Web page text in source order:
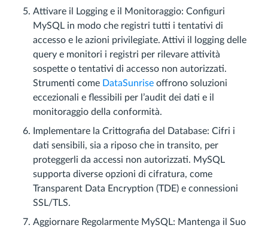
Attivare il Logging e il Monitoraggio: Configuri
MySQL in modo che registri tutti i tentativi di
accesso e le azioni privilegiate. Attivi il logging delle
query e monitori i registri per rilevare attività
sospette o tentativi di accesso non autorizzati.
Strumenti come DataSunrise offrono soluzioni
eccezionali e flessibili per l’audit dei dati e il
monitoraggio della conformità.
Implementare la Crittografia del Database: Cifri i
dati sensibili, sia a riposo che in transito, per
proteggerli da accessi non autorizzati. MySQL
supporta diverse opzioni di cifratura, come
Transparent Data Encryption (TDE) e connessioni
SSL/TLS.
Aggiornare Regolarmente MySQL: Mantenga il Suo